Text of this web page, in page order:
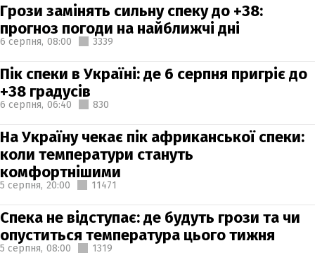
Грози замінять сильну спеку до +38:
прогноз погоди на найближчі дні
6 серпня, 08:00 3339
Пік спеки в Україні: де 6 серпня пригріє до
+38 градусів
6 серпня, 06:40 830
На Україну чекає пік африканської спеки:
коли температури стануть
комфортнішими
5 серпня, 20:00 11471
Спека не відступає: де будуть грози та чи
опуститься температура цього тижня
5 серпня, 08:00 1319